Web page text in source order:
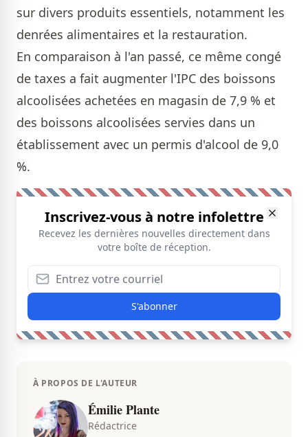
sur divers produits essentiels, notamment les
denrées alimentaires et la restauration.
En comparaison à l'an passé, ce même congé
de taxes a fait augmenter l'IPC des boissons
alcoolisées achetées en magasin de 7,9 % et
des boissons alcoolisées servies dans un
établissement avec un permis d'alcool de 9,0
%.
Inscrivez-vous à notre infolettre
Recevez les dernières nouvelles directement dans
votre boîte de réception.
S'abonner
À PROPOS DE L'AUTEUR
Émilie Plante
Rédactrice